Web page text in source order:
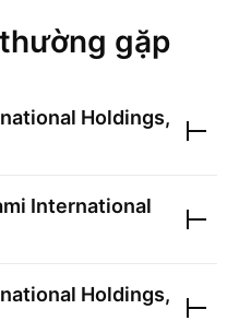
gặp
Holdings,
International
Holdings,